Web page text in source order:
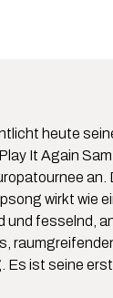
heute
It Again
an.
wirkt wie
und fesselnd,
Es ist seine